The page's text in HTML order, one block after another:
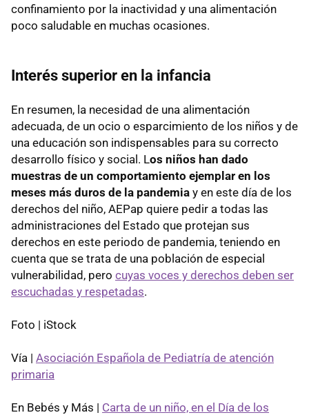
confinamiento por la inactividad y una alimentación
poco saludable en muchas ocasiones.
Interés superior en la infancia
En resumen, la necesidad de una alimentación
adecuada, de un ocio o esparcimiento de los niños y de
una educación son indispensables para su correcto
desarrollo físico y social. Los niños han dado
muestras de un comportamiento ejemplar en los
meses más duros de la pandemia y en este día de los
derechos del niño, AEPap quiere pedir a todas las
administraciones del Estado que protejan sus
derechos en este periodo de pandemia, teniendo en
cuenta que se trata de una población de especial
vulnerabilidad, pero cuyas voces y derechos deben ser
escuchadas y respetadas.
Foto | iStock
Vía | Asociación Española de Pediatría de atención
primaria
En Bebés y Más | Carta de un niño, en el Día de los